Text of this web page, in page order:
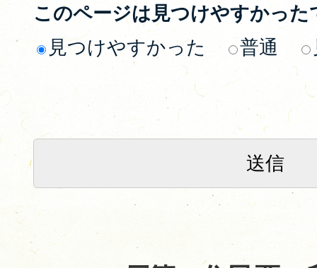
このページは見つけやすかった
見つけやすかった
普通